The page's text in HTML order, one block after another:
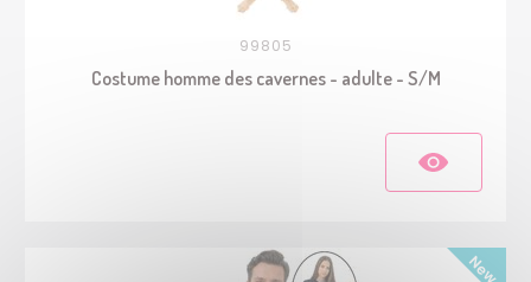
99805
Costume homme des cavernes - adulte - S/M